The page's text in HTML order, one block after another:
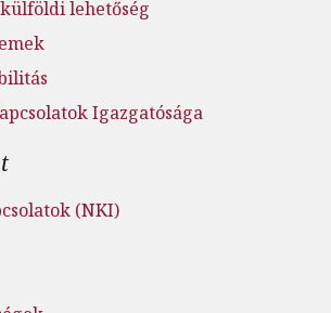
lehetőség
Igazgatósága
(NKI)